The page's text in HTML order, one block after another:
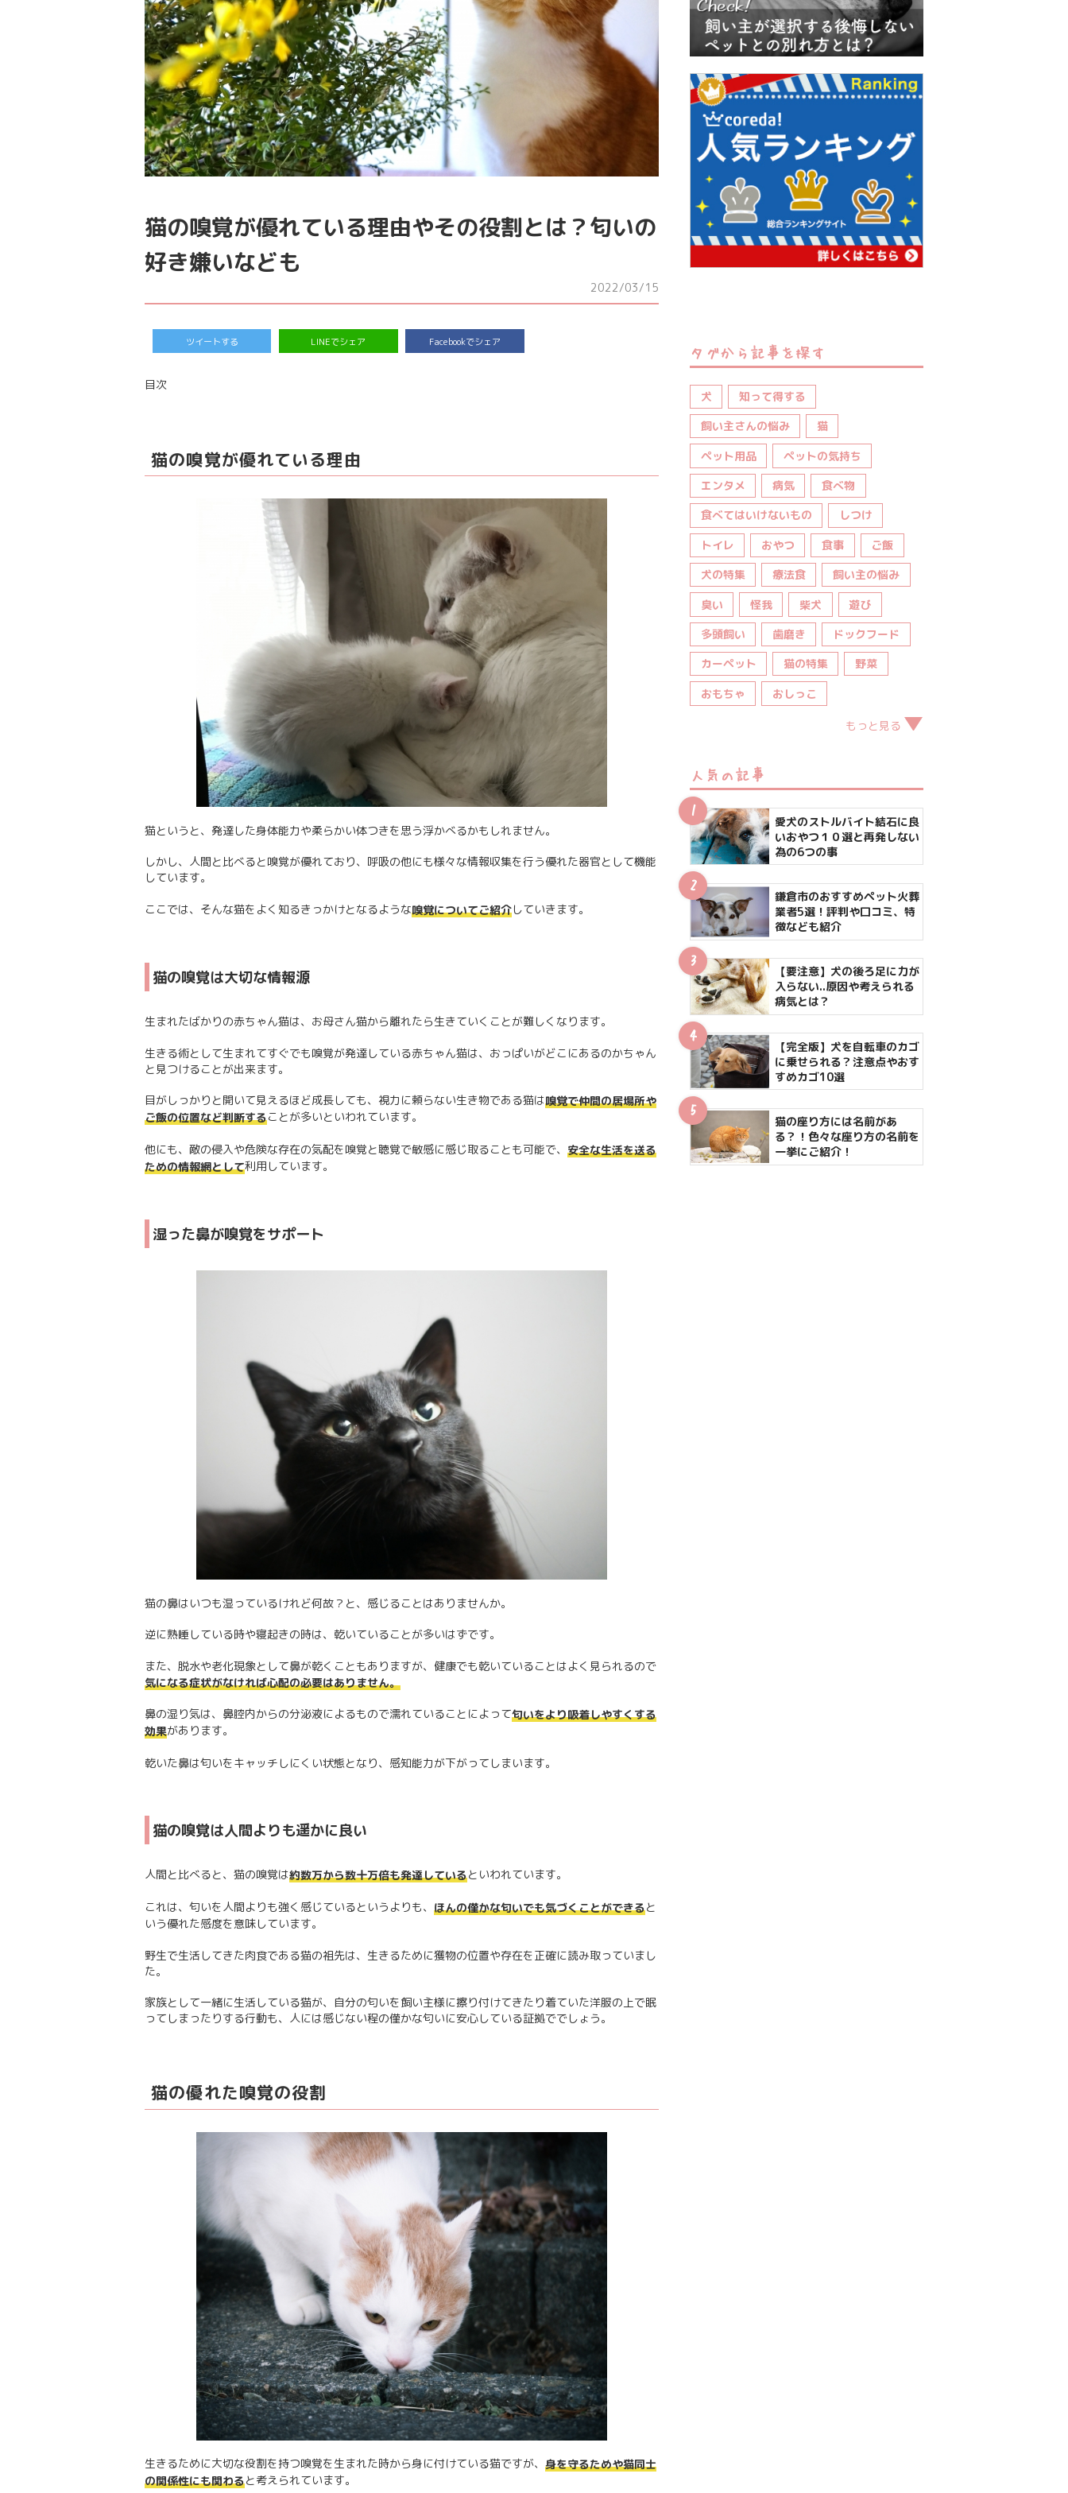
猫の嗅覚が優れている理由やその役割とは？匂いの
好き嫌いなども
2022/03/15
ツイートする LINEでシェア Facebookでシェア
目次
猫の嗅覚が優れている理由
猫というと、発達した身体能力や柔らかい体つきを思う浮かべるかもしれません。
しかし、人間と比べると嗅覚が優れており、呼吸の他にも様々な情報収集を行う優れた器官として機能
しています。
ここでは、そんな猫をよく知るきっかけとなるような嗅覚についてご紹介していきます。
猫の嗅覚は大切な情報源
生まれたばかりの赤ちゃん猫は、お母さん猫から離れたら生きていくことが難しくなります。
生きる術として生まれてすぐでも嗅覚が発達している赤ちゃん猫は、おっぱいがどこにあるのかちゃん
と見つけることが出来ます。
目がしっかりと開いて見えるほど成長しても、視力に頼らない生き物である猫は嗅覚で仲間の居場所や
ご飯の位置など判断することが多いといわれています。
他にも、敵の侵入や危険な存在の気配を嗅覚と聴覚で敏感に感じ取ることも可能で、 安全な生活を送る
ための情報網として利用しています。
湿った鼻が嗅覚をサポート
猫の鼻はいつも湿っているけれど何故？と、感じることはありませんか。
逆に熟睡している時や寝起きの時は、乾いていることが多いはずです。
また、脱水や老化現象として鼻が乾くこともありますが、健康でも乾いていることはよく見られるので
気になる症状がなければ心配の必要はありません。
鼻の湿り気は、鼻腔内からの分泌液によるもので濡れていることによって匂いをより吸着しやすくする
効果があります。
乾いた鼻は匂いをキャッチしにくい状態となり、感知能力が下がってしまいます。
猫の嗅覚は人間よりも遥かに良い
人間と比べると、猫の嗅覚は約数万から数十万倍も発達しているといわれています。
これは、匂いを人間よりも強く感じているというよりも、 ほんの僅かな匂いでも気づくことができると
いう優れた感度を意味しています。
野生で生活してきた肉食である猫の祖先は、生きるために獲物の位置や存在を正確に読み取っていまし
た。
家族として一緒に生活している猫が、自分の匂いを飼い主様に擦り付けてきたり着ていた洋服の上で眠
ってしまったりする行動も、人には感じない程の僅かな匂いに安心している証拠ででしょう。
猫の優れた嗅覚の役割
生きるために大切な役割を持つ嗅覚を生まれた時から身に付けている猫ですが、 身を守るためや猫同士
の関係性にも関わると考えられています。
タグから記事を探す
犬
知って得する
飼い主さんの悩み
猫
ペット用品
ペットの気持ち
エンタメ
病気
食べ物
食べてはいけないもの
しつけ
トイレ
おやつ 食事
ご飯
犬の特集
療法食
飼い主の悩み
臭い
怪我 柴犬
遊び
多頭飼い
歯磨き
ドックフード
カーペット
猫の特集
野菜
おもちゃ
おしっこ
もっと見る
人気の記事
愛犬のストルバイト結石に良
いおやつ１０選と再発しない
為の6つの事
鎌倉市のおすすめペット火葬
業者5選！評判や口コミ、特
徴なども紹介
【要注意】犬の後ろ足に力が
入らない..原因や考えられる
病気とは？
【完全版】犬を自転車のカゴ
に乗せられる？注意点やおす
すめカゴ10選
猫の座り方には名前があ
る？！色々な座り方の名前を
一挙にご紹介！